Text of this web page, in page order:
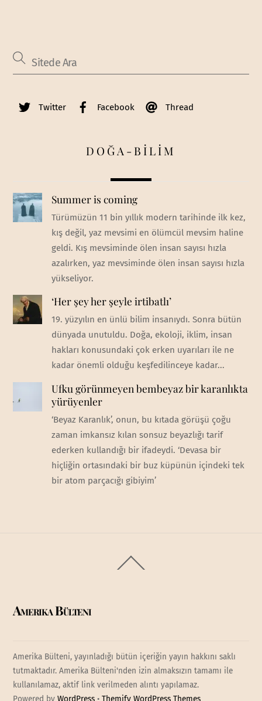
Twitter Facebook Thread
DOĞA-BİLİM
Summer is coming
Türümüzün 11 bin yıllık modern tarihinde ilk kez,
kış değil, yaz mevsimi en ölümcül mevsim haline
geldi. Kış mevsiminde ölen insan sayısı hızla
azalırken, yaz mevsiminde ölen insan sayısı hızla
yükseliyor.
‘Her şey her şeyle irtibatlı’
19. yüzyılın en ünlü bilim insanıydı. Sonra bütün
dünyada unutuldu. Doğa, ekoloji, iklim, insan
hakları konusundaki çok erken uyarıları ile ne
kadar önemli olduğu keşfedilinceye kadar...
Ufku görünmeyen bembeyaz bir karanlıkta
yürüyenler
‘Beyaz Karanlık’, onun, bu kıtada görüşü çoğu
zaman imkansız kılan sonsuz beyazlığı tarif
ederken kullandığı bir ifadeydi. ‘Devasa bir
hiçliğin ortasındaki bir buz küpünün içindeki tek
bir atom parçacığı gibiyim’
To
Amerika Bülteni
Amerika Bülteni, yayınladığı bütün içeriğin yayın hakkını saklı
tutmaktadır. Amerika Bülteni'nden izin almaksızın tamamı ile
kullanılamaz, aktif link verilmeden alıntı yapılamaz.